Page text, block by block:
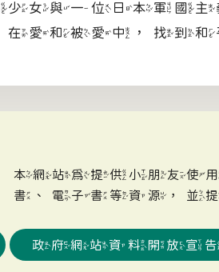
少女與一位日本軍國
愛和被愛中，找到和
本網站為提供小朋友使
書、電子書等資源，並
政府網站資料開放宣